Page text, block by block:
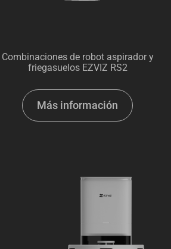
Combinaciones de robot aspirador y
friegasuelos EZVIZ RS2
Más información